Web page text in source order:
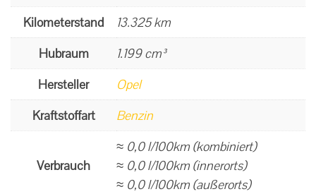
Kilometerstand
13.325 km
Hubraum
1.199 cm³
Hersteller
Opel
Kraftstoffart
Benzin
Verbrauch
≈ 0,0 l/100km (kombiniert)
≈ 0,0 l/100km (innerorts)
≈ 0,0 l/100km (außerorts)